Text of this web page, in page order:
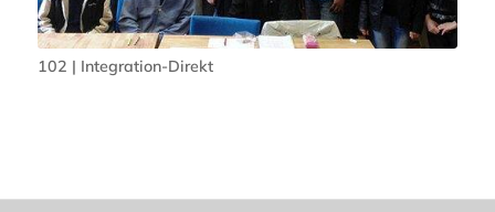
102 | Integration-Direkt